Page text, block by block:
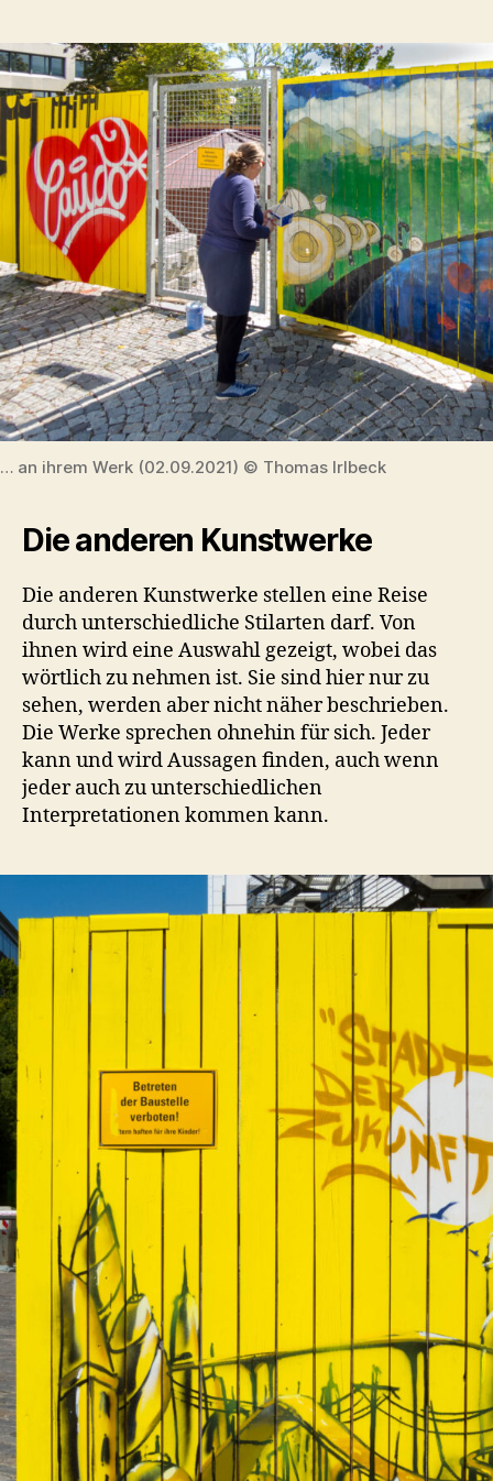
… an ihrem Werk (02.09.2021) © Thomas Irlbeck
Die anderen Kunstwerke
Die anderen Kunstwerke stellen eine Reise
durch unterschiedliche Stilarten darf. Von
ihnen wird eine Auswahl gezeigt, wobei das
wörtlich zu nehmen ist. Sie sind hier nur zu
sehen, werden aber nicht näher beschrieben.
Die Werke sprechen ohnehin für sich. Jeder
kann und wird Aussagen finden, auch wenn
jeder auch zu unterschiedlichen
Interpretationen kommen kann.